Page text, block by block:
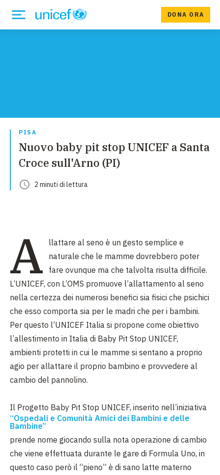
DONA ORA
PISA
Nuovo baby pit stop UNICEF a Santa
Croce sull'Arno (PI)
2 minuti di lettura
A
llattare al seno è un gesto semplice e
naturale che le mamme dovrebbero poter
fare ovunque ma che talvolta risulta difficile.
L’UNICEF, con L’OMS promuove l’allattamento al seno
nella certezza dei numerosi benefici sia fisici che psichici
che esso comporta sia per le madri che per i bambini.
Per questo l’UNICEF Italia si propone come obiettivo
l’allestimento in Italia di Baby Pit Stop UNICEF,
ambienti protetti in cui le mamme si sentano a proprio
agio per allattare il proprio bambino e provvedere al
cambio del pannolino.
Il Progetto Baby Pit Stop UNICEF, inserito nell’iniziativa
“Ospedali e Comunità Amici dei Bambini e delle
Bambine”
prende nome giocando sulla nota operazione di cambio
che viene effettuata durante le gare di Formula Uno, in
questo caso però il “pieno” è di sano latte materno